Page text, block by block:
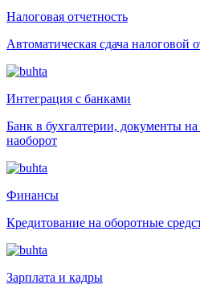
Налоговая отчетность
Автоматическая сдача налоговой
Интеграция с банками
Банк в бухгалтерии, документы
наоборот
Финансы
Кредитование на оборотные
Зарплата и кадры